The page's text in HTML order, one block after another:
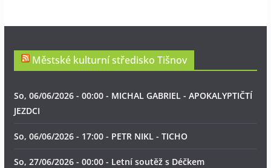
Městské kulturní středisko Tišnov
So, 06/06/2026 - 00:00 - MICHAL GABRIEL - APOKALYPTIČTÍ
JEZDCI
So, 06/06/2026 - 17:00 - PETR NIKL - TICHO
So, 27/06/2026 - 00:00 - Letní soutěž s Déčkem